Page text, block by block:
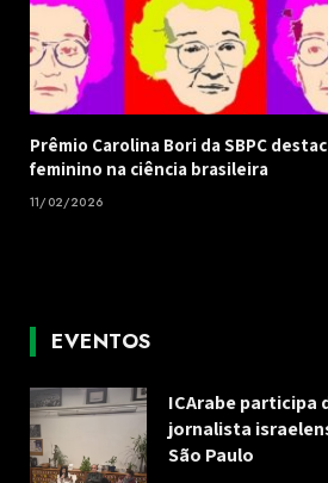
Prêmio Carolina Bori da SBPC
feminino na ciência brasileira
11/02/2026
EVENTOS
ICArabe participa
jornalista
São Paulo